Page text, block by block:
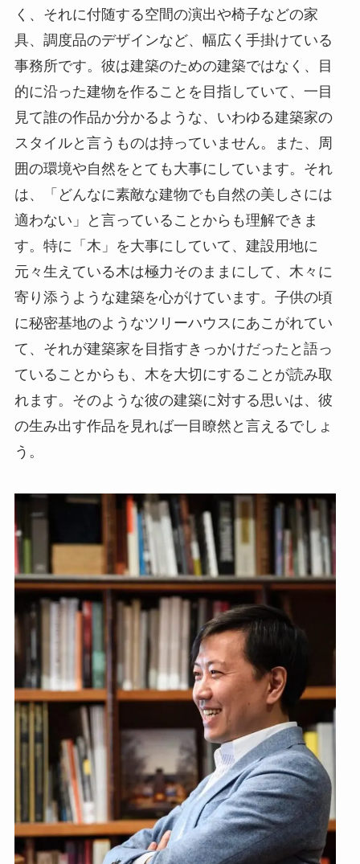
く、それに付随する空間の演出や椅子などの家
具、調度品のデザインなど、幅広く手掛けている
事務所です。彼は建築のための建築ではなく、目
的に沿った建物を作ることを目指していて、一目
見て誰の作品か分かるような、いわゆる建築家の
スタイルと言うものは持っていません。また、周
囲の環境や自然をとても大事にしています。それ
は、「どんなに素敵な建物でも自然の美しさには
適わない」と言っていることからも理解できま
す。特に「木」を大事にしていて、建設用地に
元々生えている木は極力そのままにして、木々に
寄り添うような建築を心がけています。子供の頃
に秘密基地のようなツリーハウスにあこがれてい
て、それが建築家を目指すきっかけだったと語っ
ていることからも、木を大切にすることが読み取
れます。そのような彼の建築に対する思いは、彼
の生み出す作品を見れば一目瞭然と言えるでしょ
う。